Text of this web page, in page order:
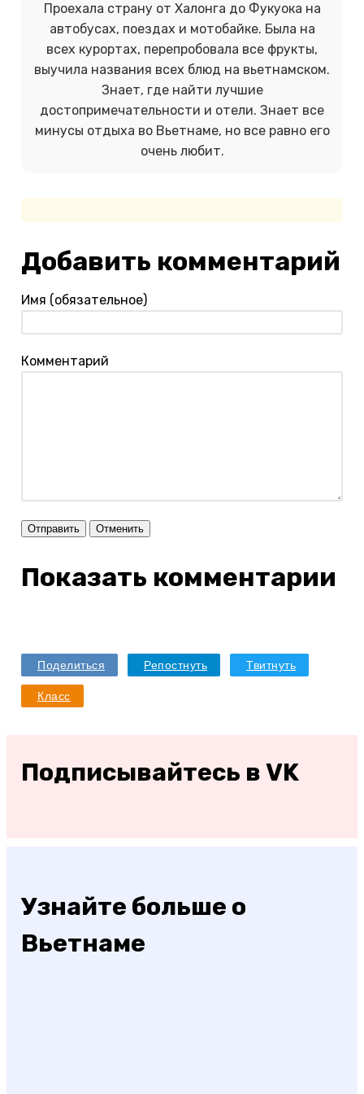
Проехала страну от Халонга до Фукуока на
автобусах, поездах и мотобайке. Была на
всех курортах, перепробовала все фрукты,
выучила названия всех блюд на вьетнамском.
Знает, где найти лучшие
достопримечательности и отели. Знает все
минусы отдыха во Вьетнаме, но все равно его
очень любит.
Добавить комментарий
Имя (обязательное)
Комментарий
Отправить Отменить
Показать комментарии
Поделиться Репостнуть Твитнуть
Класс
Подписывайтесь в VK
Узнайте больше о
Вьетнаме